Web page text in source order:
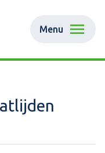
Menu